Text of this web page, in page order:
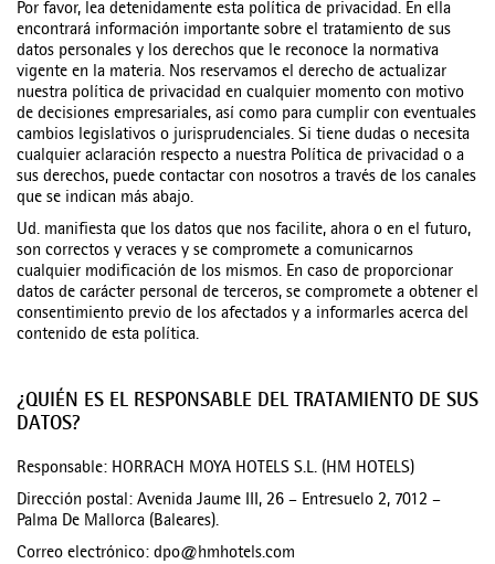
Por favor, lea detenidamente esta política de privacidad. En ella
encontrará información importante sobre el tratamiento de sus
datos personales y los derechos que le reconoce la normativa
vigente en la materia. Nos reservamos el derecho de actualizar
nuestra política de privacidad en cualquier momento con motivo
de decisiones empresariales, así como para cumplir con eventuales
cambios legislativos o jurisprudenciales. Si tiene dudas o necesita
cualquier aclaración respecto a nuestra Política de privacidad o a
sus derechos, puede contactar con nosotros a través de los canales
que se indican más abajo.
Ud. manifiesta que los datos que nos facilite, ahora o en el futuro,
son correctos y veraces y se compromete a comunicarnos
cualquier modificación de los mismos. En caso de proporcionar
datos de carácter personal de terceros, se compromete a obtener el
consentimiento previo de los afectados y a informarles acerca del
contenido de esta política.
¿QUIÉN ES EL RESPONSABLE DEL TRATAMIENTO DE SUS
DATOS?
Responsable: HORRACH MOYA HOTELS S.L. (HM HOTELS)
Dirección postal: Avenida Jaume III, 26 – Entresuelo 2, 7012 –
Palma De Mallorca (Baleares).
Correo electrónico: dpo@hmhotels.com